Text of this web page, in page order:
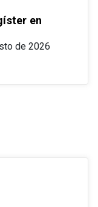
en
de 2026